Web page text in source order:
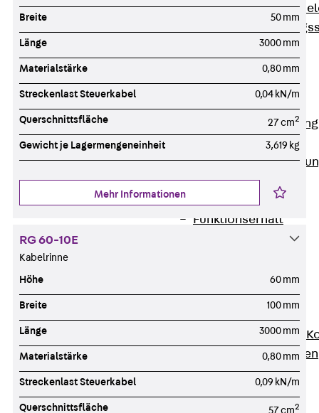
Werkzeuge
Wireless Charging
SystemPLUS
Industrieanlagen
Bodengeführte
Rechenzentrum
Funktionserhalt
Services
CAD und BIM
Beratung, Planung,
Individuelle Lösungen
Referenzen
Breite 50 mm
Länge 3000 mm
Materialstärke 0,80 mm
Streckenlast Steuerkabel 0,04 kN/m
Querschnittsfläche 27 cm2
Gewicht je Lagermengeneinheit 3,619 kg
Mehr Informationen
RG 60-10E
Kabelrinne
Höhe 60 mm
Breite 100 mm
Länge 3000 mm
Materialstärke 0,80 mm
Streckenlast Steuerkabel 0,09 kN/m
Querschnittsfläche 57 cm2